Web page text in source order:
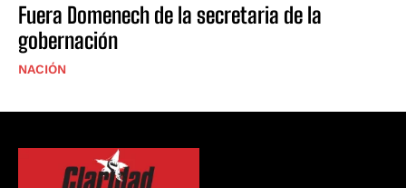
Fuera Domenech de la secretaria de la
gobernación
NACIÓN